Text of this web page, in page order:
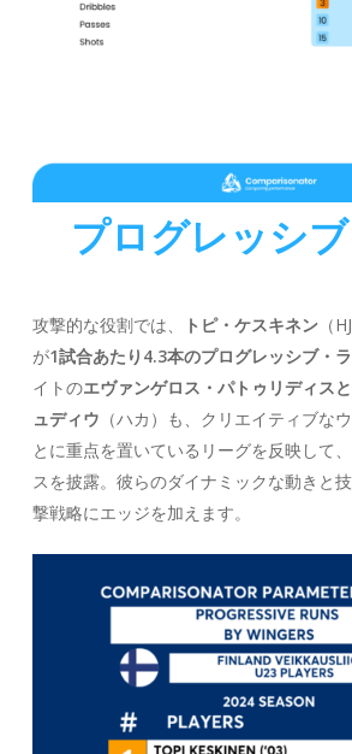
プログレッシ
攻撃的な役割では、 トピ・ケスキネン（
が1試合あたり4.3本のプログレッシブ・
イトのエヴァンゲロス・パトゥリディスと
ュディウ （ハカ）も、クリエイティブな
とに重点を置いているリーグを反映して
スを披露。彼らのダイナミックな動きと
撃戦略にエッジを加えます。